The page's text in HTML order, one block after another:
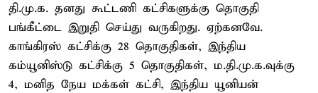
தி.மு.க. தனது கூட்டணி கட்சிகளுக்கு தொகுதி
பங்கீட்டை இறுதி செய்து வருகிறது. ஏற்கனவே.
காங்கிரஸ் கட்சிக்கு 28 தொகுதிகள், இந்திய
கம்யூனிஸ்டு கட்சிக்கு 5 தொகுதிகள், ம.தி.மு.க.வுக்கு
4, மனித நேய மக்கள் கட்சி, இந்திய யூனியன்